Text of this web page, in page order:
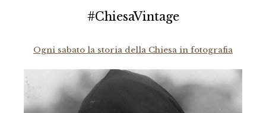
#ChiesaVintage
Ogni sabato la storia della Chiesa in fotografia